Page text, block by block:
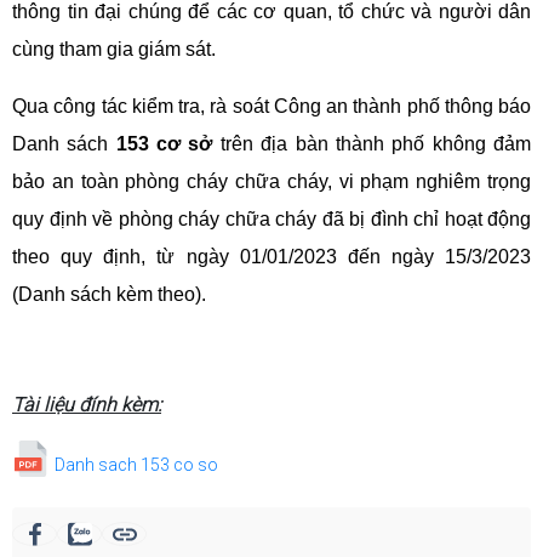
thông tin đại chúng để các cơ quan, tổ chức và người dân
cùng tham gia giám sát.
Qua công tác kiểm tra, rà soát Công an thành phố thông báo
Danh sách 153 cơ sởtrên địa bàn thành phố không đảm
bảo an toàn phòng cháy chữa cháy, vi phạm nghiêm trọng
quy định về phòng cháy chữa cháy đã bị đình chỉ hoạt động
theo quy định, từ ngày 01/01/2023 đến ngày 15/3/2023
(Danh sách kèm theo).
Tài liệu đính kèm:
Danh sach 153 co so